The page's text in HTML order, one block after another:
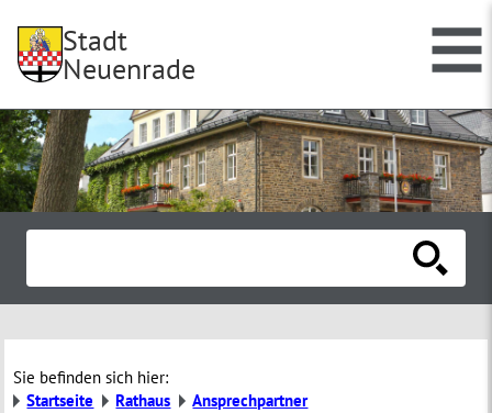
Stadt
Neuenrade
Sie befinden sich hier:
Startseite
Rathaus Ansprechpartner